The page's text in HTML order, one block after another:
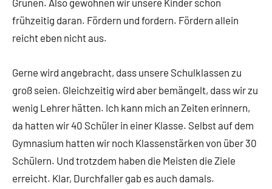
Grünen. Also gewöhnen wir unsere Kinder schon
frühzeitig daran. Fördern und fordern. Fördern allein
reicht eben nicht aus.
Gerne wird angebracht, dass unsere Schulklassen zu
groß seien. Gleichzeitig wird aber bemängelt, dass wir zu
wenig Lehrer hätten. Ich kann mich an Zeiten erinnern,
da hatten wir 40 Schüler in einer Klasse. Selbst auf dem
Gymnasium hatten wir noch Klassenstärken von über 30
Schülern. Und trotzdem haben die Meisten die Ziele
erreicht. Klar, Durchfaller gab es auch damals.